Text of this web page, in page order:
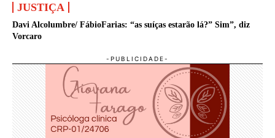
JUSTIÇA
Davi Alcolumbre/ FábioFarias: “as suíças estarão lá?” Sim”, diz
Vorcaro